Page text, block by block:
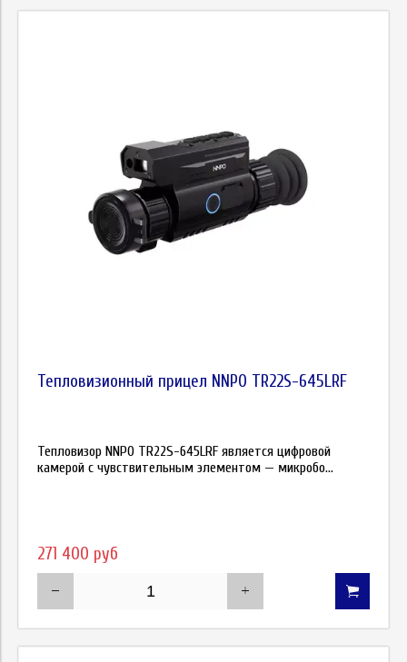
Тепловизионный прицел NNPO TR22S-645LRF
Тепловизор NNPO TR22S-645LRF является цифровой
камерой с чувствительным элементом — микробо...
271 400 руб